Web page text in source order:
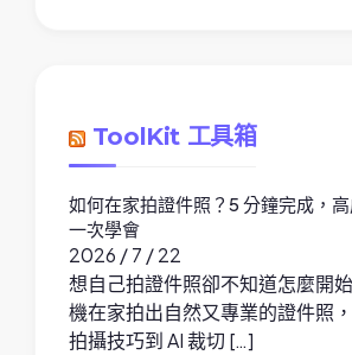
ToolKit 工具箱
如何在家拍證件照？5 分鐘完成，
一次學會
2026 / 7 / 22
想自己拍證件照卻不知道怎麼開
機在家拍出自然又專業的證件照
拍攝技巧到 AI 裁切 […]